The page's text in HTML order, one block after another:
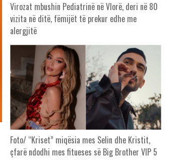
Virozat mbushin Pediatrinë në Vlorë, deri në 80
vizita në ditë, fëmijët të prekur edhe me
alergjitë
Foto/ “Kriset” miqësia mes Selin dhe Kristit,
çfarë ndodhi mes fitueses së Big Brother VIP 5